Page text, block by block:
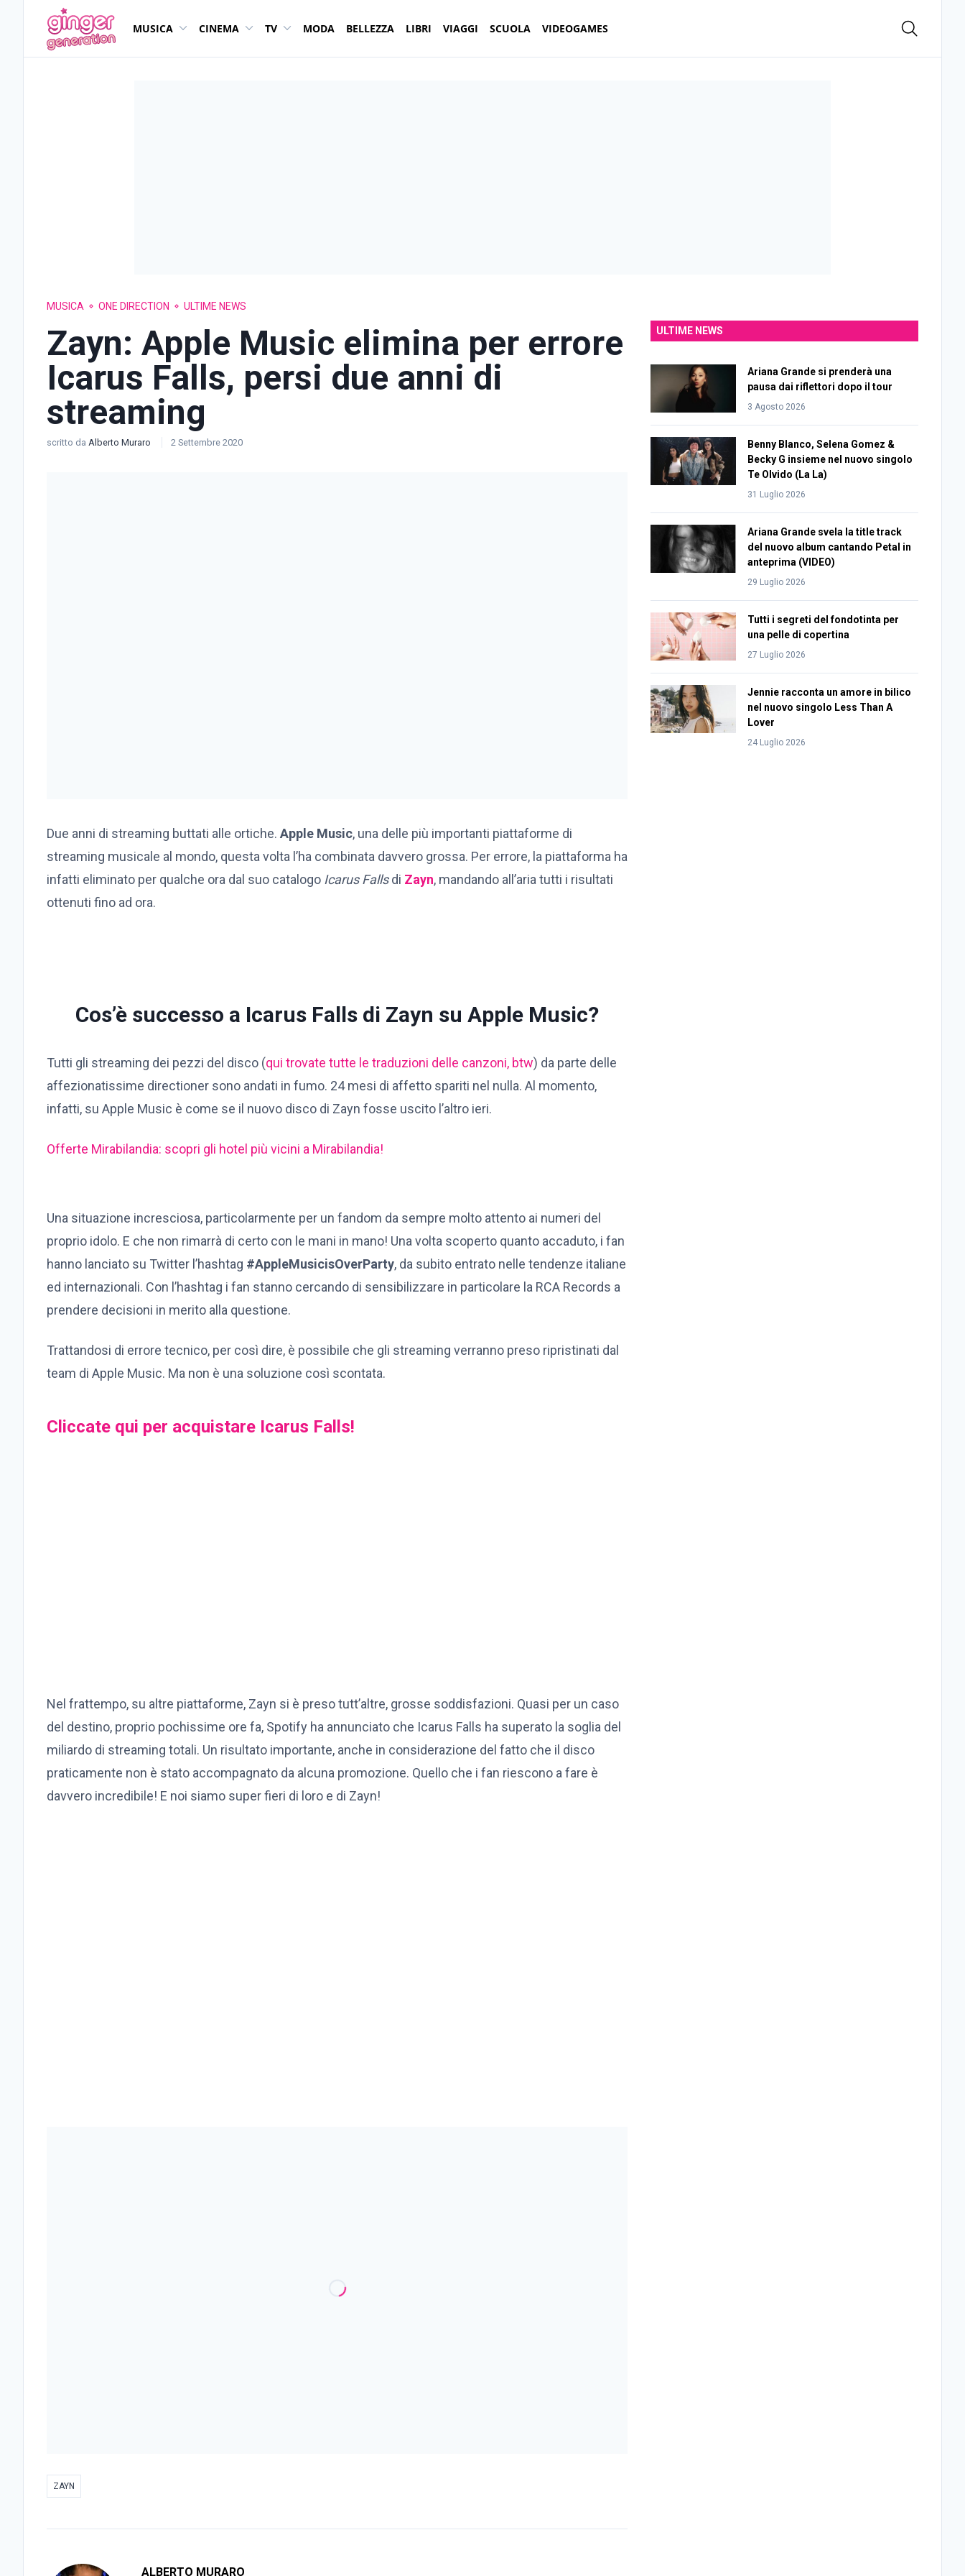
MUSICA CINEMA TV MODA BELLEZZA LIBRI VIAGGI SCUOLA VIDEOGAMES
MUSICA ONE DIRECTION ULTIME NEWS
Zayn: Apple Music elimina per errore
Icarus Falls, persi due anni di
streaming
scritto da Alberto Muraro 2 Settembre 2020
Due anni di streaming buttati alle ortiche. Apple Music, una delle più importanti piattaforme di
streaming musicale al mondo, questa volta l’ha combinata davvero grossa. Per errore, la piattaforma ha
infatti eliminato per qualche ora dal suo catalogo Icarus Fallsdi Zayn, mandando all’aria tutti i risultati
ottenuti fino ad ora.
Cos’è successo a Icarus Falls di Zayn su Apple Music?
Tutti gli streaming dei pezzi del disco (qui trovate tutte le traduzioni delle canzoni, btw) da parte delle
affezionatissime directioner sono andati in fumo. 24 mesi di affetto spariti nel nulla. Al momento,
infatti, su Apple Music è come se il nuovo disco di Zayn fosse uscito l’altro ieri.
Offerte Mirabilandia: scopri gli hotel più vicini a Mirabilandia!
Una situazione incresciosa, particolarmente per un fandom da sempre molto attento ai numeri del
proprio idolo. E che non rimarrà di certo con le mani in mano! Una volta scoperto quanto accaduto, i fan
hanno lanciato su Twitter l’hashtag #AppleMusicisOverParty, da subito entrato nelle tendenze italiane
ed internazionali. Con l’hashtag i fan stanno cercando di sensibilizzare in particolare la RCA Records a
prendere decisioni in merito alla questione.
Trattandosi di errore tecnico, per così dire, è possibile che gli streaming verranno preso ripristinati dal
team di Apple Music. Ma non è una soluzione così scontata.
Cliccate qui per acquistare Icarus Falls!
Nel frattempo, su altre piattaforme, Zayn si è preso tutt’altre, grosse soddisfazioni. Quasi per un caso
del destino, proprio pochissime ore fa, Spotify ha annunciato che Icarus Falls ha superato la soglia del
miliardo di streaming totali. Un risultato importante, anche in considerazione del fatto che il disco
praticamente non è stato accompagnato da alcuna promozione. Quello che i fan riescono a fare è
davvero incredibile! E noi siamo super fieri di loro e di Zayn!
ZAYN
ALBERTO MURARO
ULTIME NEWS
Ariana Grande si prenderà una
pausa dai riflettori dopo il tour
3 Agosto 2026
Benny Blanco, Selena Gomez &
Becky G insieme nel nuovo singolo
Te Olvido (La La)
31 Luglio 2026
Ariana Grande svela la title track
del nuovo album cantando Petal in
anteprima (VIDEO)
29 Luglio 2026
Tutti i segreti del fondotinta per
una pelle di copertina
27 Luglio 2026
Jennie racconta un amore in bilico
nel nuovo singolo Less Than A
Lover
24 Luglio 2026